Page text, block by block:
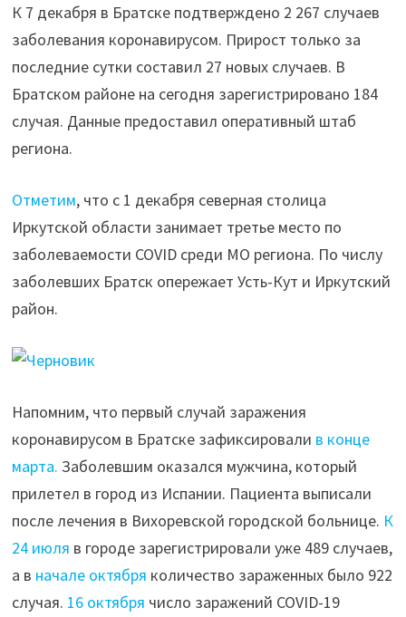
в
Братске
к
7
декабря"
К 7 декабря в Братске подтверждено 2 267 случаев
заболевания коронавирусом. Прирост только за
последние сутки составил 27 новых случаев. В
Братском районе на сегодня зарегистрировано 184
случая. Данные предоставил оперативный штаб
региона.
Отметим, что с 1 декабря северная столица
Иркутской области занимает третье место по
заболеваемости COVID среди МО региона. По числу
заболевших Братск опережает Усть-Кут и Иркутский
район.
Напомним, что первый случай заражения
коронавирусом в Братске зафиксировали в конце
марта. Заболевшим оказался мужчина, который
прилетел в город из Испании. Пациента выписали
после лечения в Вихоревской городской больнице. К
24 июля в городе зарегистрировали уже 489 случаев,
а в начале октября количество зараженных было 922
случая. 16 октября число заражений COVID-19